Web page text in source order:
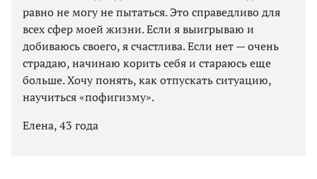
равно не могу не пытаться. Это справедливо для
всех сфер моей жизни. Если я выигрываю и
добиваюсь своего, я счастлива. Если нет — очень
страдаю, начинаю корить себя и стараюсь еще
больше. Хочу понять, как отпускать ситуацию,
научиться «пофигизму».
Елена, 43 года